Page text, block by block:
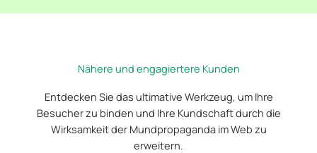
Nähere und engagiertere Kunden
Entdecken Sie das ultimative Werkzeug, um Ihre
Besucher zu binden und Ihre Kundschaft durch die
Wirksamkeit der Mundpropaganda im Web zu
erweitern.